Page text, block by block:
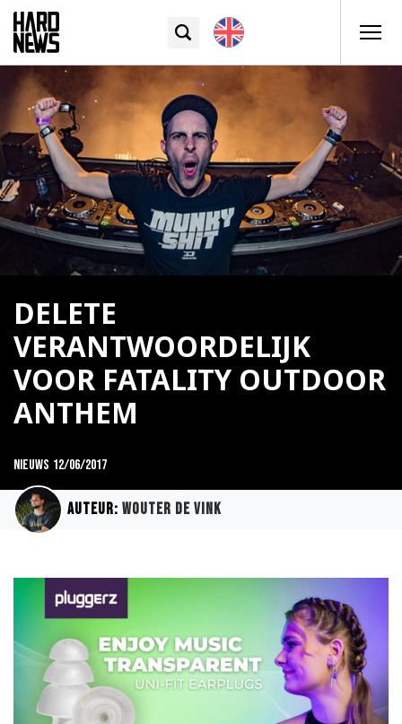
DELETE
VERANTWOORDELIJK
VOOR FATALITY OUTDOOR
ANTHEM
Nieuws 12/06/2017
Auteur: Wouter de Vink